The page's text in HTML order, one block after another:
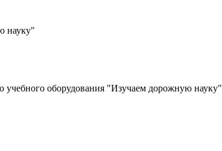
науку"
учебного оборудования "Изучаем дорожную науку"